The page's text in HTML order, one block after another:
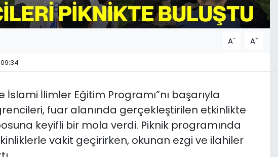
A- A+
İslami İlimler Eğitim Programı”nı başarıyla
fuar alanında gerçekleştirilen etkinlikte
keyifli bir mola verdi. Piknik programında
vakit geçirirken, okunan ezgi ve ilahiler